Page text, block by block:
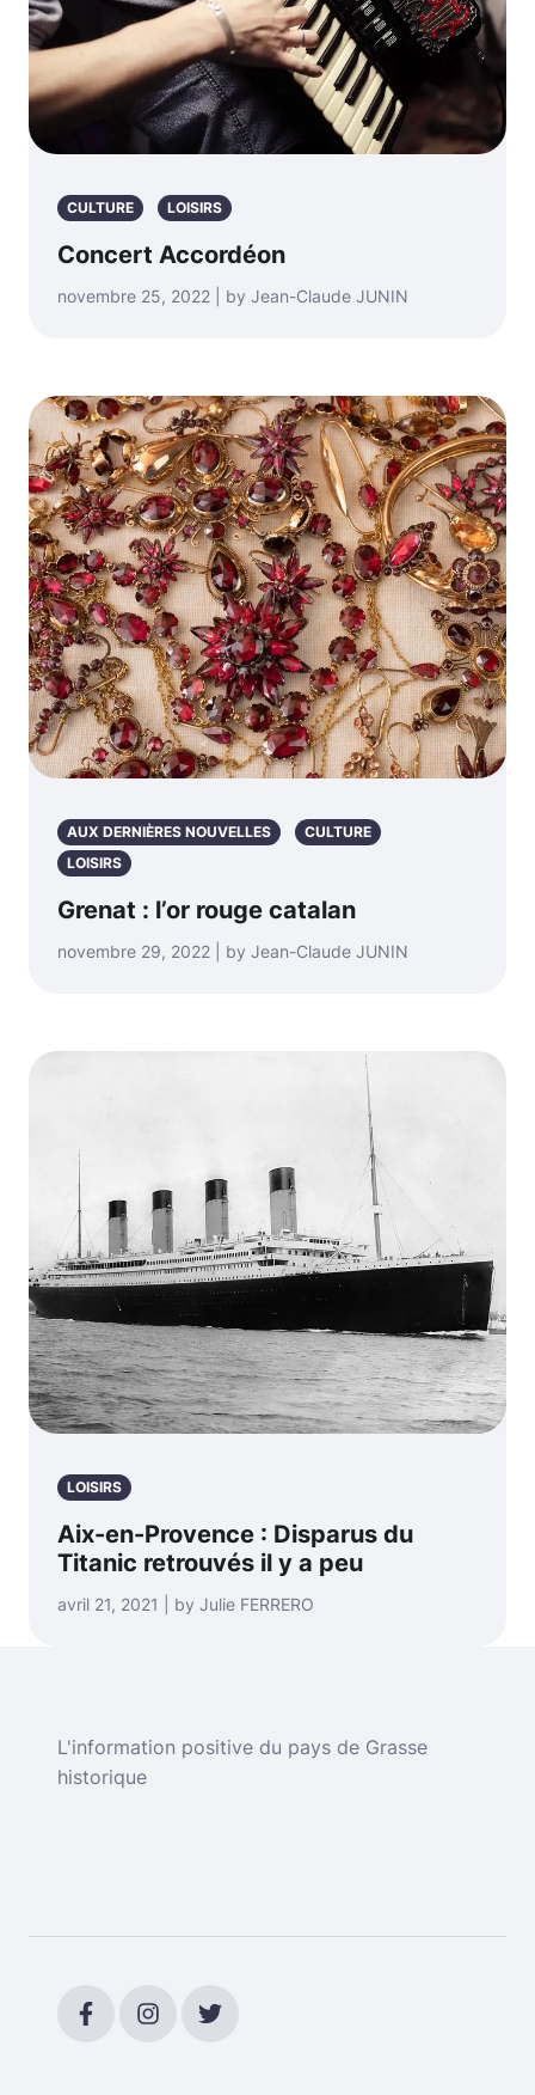
CULTURE LOISIRS
Concert Accordéon
novembre 25, 2022 | by Jean-Claude JUNIN
AUX DERNIÈRES NOUVELLES
CULTURE
LOISIRS
Grenat : l’or rouge catalan
novembre 29, 2022 | by Jean-Claude JUNIN
LOISIRS
Aix-en-Provence : Disparus du
Titanic retrouvés il y a peu
avril 21, 2021 | by Julie FERRERO
L'information positive du pays de Grasse
historique